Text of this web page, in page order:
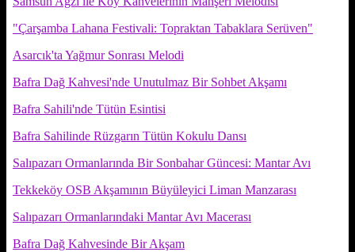
"Çarşamba Lahana Festivali: Topraktan Tabaklara Serüven"
Asarcık'ta Yağmur Sonrası Melodi
Bafra Dağ Kahvesi'nde Unutulmaz Bir Sohbet Akşamı
Bafra Sahili'nde Tütün Esintisi
Bafra Sahilinde Rüzgarın Tütün Kokulu Dansı
Salıpazarı Ormanlarında Bir Sonbahar Güncesi: Mantar Avı
Tekkeköy OSB Akşamının Büyüleyici Liman Manzarası
Salıpazarı Ormanlarındaki Mantar Avı Macerası
Bafra Dağ Kahvesinde Bir Akşam